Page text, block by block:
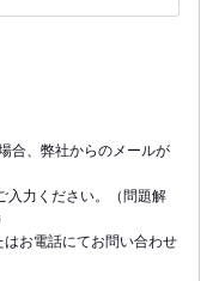
合、弊社からのメールが
入力ください。（問題解
お電話にてお問い合わせ